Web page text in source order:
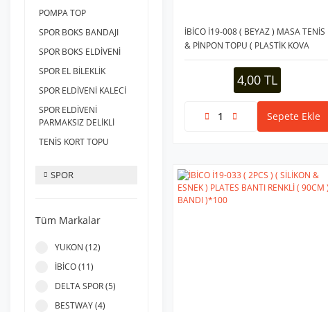
POMPA TOP
SPOR BOKS BANDAJI
SPOR BOKS ELDİVENİ
SPOR EL BİLEKLİK
SPOR ELDİVENİ KALECİ
SPOR ELDİVENİ
PARMAKSIZ DELİKLİ
TENİS KORT TOPU
SPOR
Tüm Markalar
YUKON (12)
İBİCO (11)
DELTA SPOR (5)
BESTWAY (4)
İBİCO İ19-008 ( BEYAZ ) MASA TENİS
& PİNPON TOPU ( PLASTİK KOVA
KUTULU )*60X24
4,00 TL
Sepete Ekle